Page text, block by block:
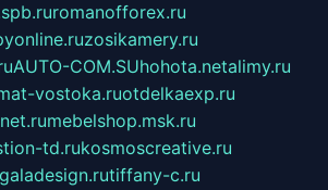
romanofforex.ru
zosikamery.ru
AUTO-COM.SUhohota.netalimy.ru
vostoka.ruotdelkaexp.ru
mebelshop.msk.ru
td.rukosmoscreative.ru
tiffany-c.ru